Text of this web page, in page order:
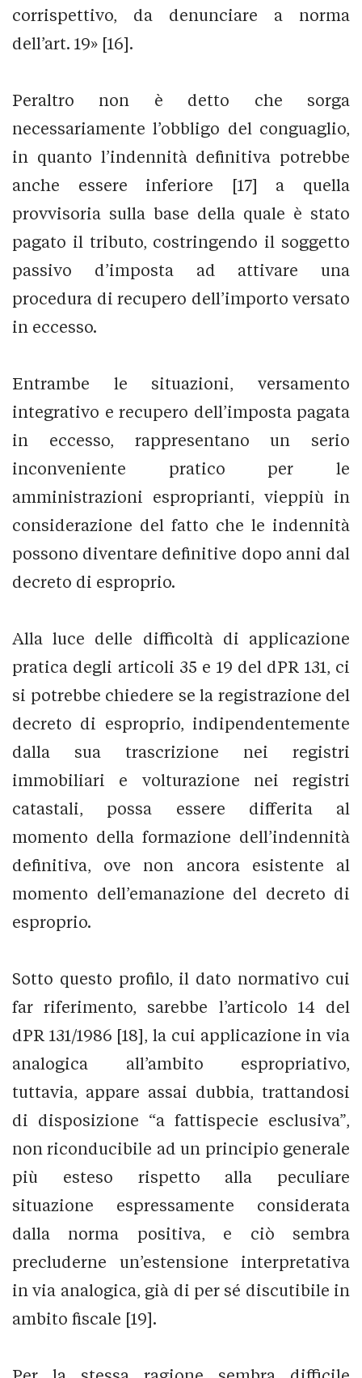
corrispettivo, da denunciare a norma
dell’art. 19» [16].
Peraltro non è detto che sorga
necessariamente l’obbligo del conguaglio,
in quanto l’indennità definitiva potrebbe
anche essere inferiore [17] a quella
provvisoria sulla base della quale è stato
pagato il tributo, costringendo il soggetto
passivo d’imposta ad attivare una
procedura di recupero dell’importo versato
in eccesso.
Entrambe le situazioni, versamento
integrativo e recupero dell’imposta pagata
in eccesso, rappresentano un serio
inconveniente pratico per le
amministrazioni esproprianti, vieppiù in
considerazione del fatto che le indennità
possono diventare definitive dopo anni dal
decreto di esproprio.
Alla luce delle difficoltà di applicazione
pratica degli articoli 35 e 19 del dPR 131, ci
si potrebbe chiedere se la registrazione del
decreto di esproprio, indipendentemente
dalla sua trascrizione nei registri
immobiliari e volturazione nei registri
catastali, possa essere differita al
momento della formazione dell’indennità
definitiva, ove non ancora esistente al
momento dell’emanazione del decreto di
esproprio.
Sotto questo profilo, il dato normativo cui
far riferimento, sarebbe l’articolo 14 del
dPR 131/1986 [18], la cui applicazione in via
analogica all’ambito espropriativo,
tuttavia, appare assai dubbia, trattandosi
di disposizione “a fattispecie esclusiva”,
non riconducibile ad un principio generale
più esteso rispetto alla peculiare
situazione espressamente considerata
dalla norma positiva, e ciò sembra
precluderne un’estensione interpretativa
in via analogica, già di per sé discutibile in
ambito fiscale [19].